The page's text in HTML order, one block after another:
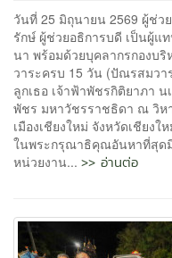
วันที่ 25 มิถุนายน 2569 ผู้ช่ว
รักษ์ ผู้ช่วยอธิการบดี เป็นผู้แ
นา พร้อมด้วยบุคลากรกองบ
วาระครบ 15 วัน (ปัณรสมวา
ลูกเธอ เจ้าฟ้าพัชรกิติยาภา
พัชร มหาวัชรราชธิดา ณ วิห
เมืองเชียงใหม่ จังหวัดเชียง
ในพระกรุณาธิคุณอันหาที่สุด
หน่วยงาน... >> อ่านต่อ